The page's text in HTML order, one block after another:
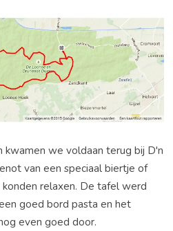
kwamen we voldaan terug bij D'n
van een speciaal biertje of
relaxen. De tafel werd
goed bord pasta en het
even goed door.